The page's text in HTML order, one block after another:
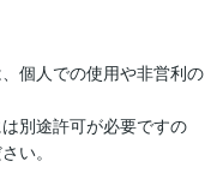
個人での使用や非営利の
別途許可が必要ですの
い。